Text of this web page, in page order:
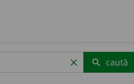
clear search caută